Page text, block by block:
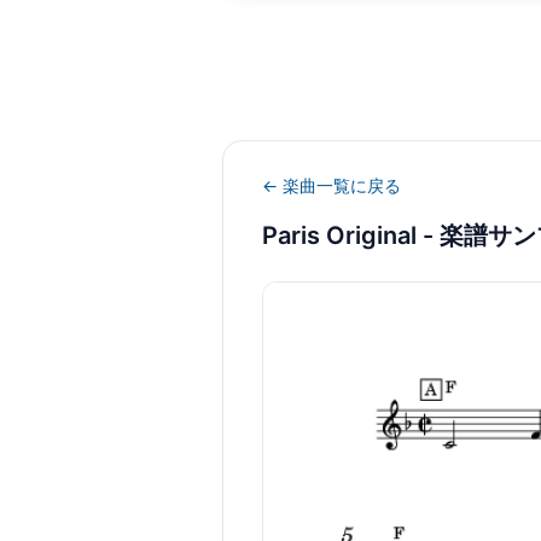
← 楽曲一覧に戻る
Paris Original - 楽譜サ